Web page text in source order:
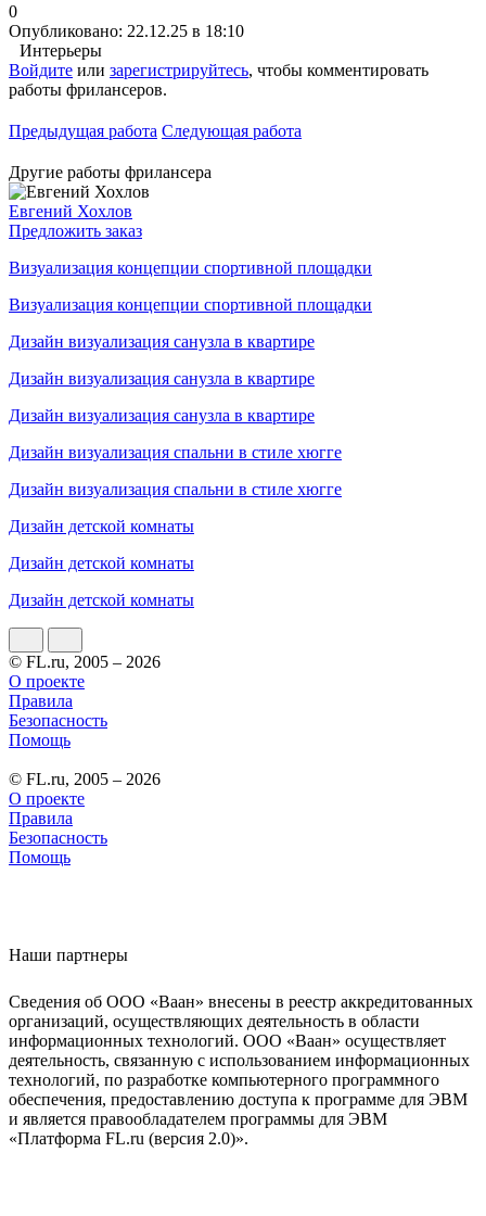
0
Опубликовано: 22.12.25 в 18:10
Интерьеры
Войдите или зарегистрируйтесь, чтобы комментировать
работы фрилансеров.
Предыдущая работа Следующая работа
Другие работы фрилансера
Евгений Хохлов
Предложить заказ
Визуализация концепции спортивной площадки
Визуализация концепции спортивной площадки
Дизайн визуализация санузла в квартире
Дизайн визуализация санузла в квартире
Дизайн визуализация санузла в квартире
Дизайн визуализация спальни в стиле хюгге
Дизайн визуализация спальни в стиле хюгге
Дизайн детской комнаты
Дизайн детской комнаты
Дизайн детской комнаты
© FL.ru, 2005 – 2026
О проекте
Правила
Безопасность
Помощь
© FL.ru, 2005 – 2026
О проекте
Правила
Безопасность
Помощь
Наши партнеры
Сведения об ООО «Ваан» внесены в реестр аккредитованных
организаций, осуществляющих деятельность в области
информационных технологий. ООО «Ваан» осуществляет
деятельность, связанную с использованием информационных
технологий, по разработке компьютерного программного
обеспечения, предоставлению доступа к программе для ЭВМ
и является правообладателем программы для ЭВМ
«Платформа FL.ru (версия 2.0)».